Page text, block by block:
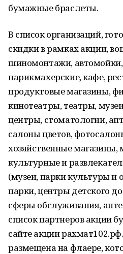
бумажные браслеты.
В список организаций,
скидки в рамках акции,
шиномонтажи,
парикмахерские, кафе,
продуктовые магазины,
кинотеатры, театры,
центры, стоматологии,
салоны цветов,
хозяйственные
культурные и
(музеи, парки культуры и
парки, центры детского
сферы обслуживания,
список партнеров акции
сайте акции
размещена на флаере,